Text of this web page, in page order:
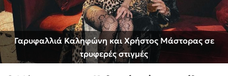
Γαρυφαλλιά Καληφώνη και Χρήστος Μάστορας σε
τρυφερές στιγμές